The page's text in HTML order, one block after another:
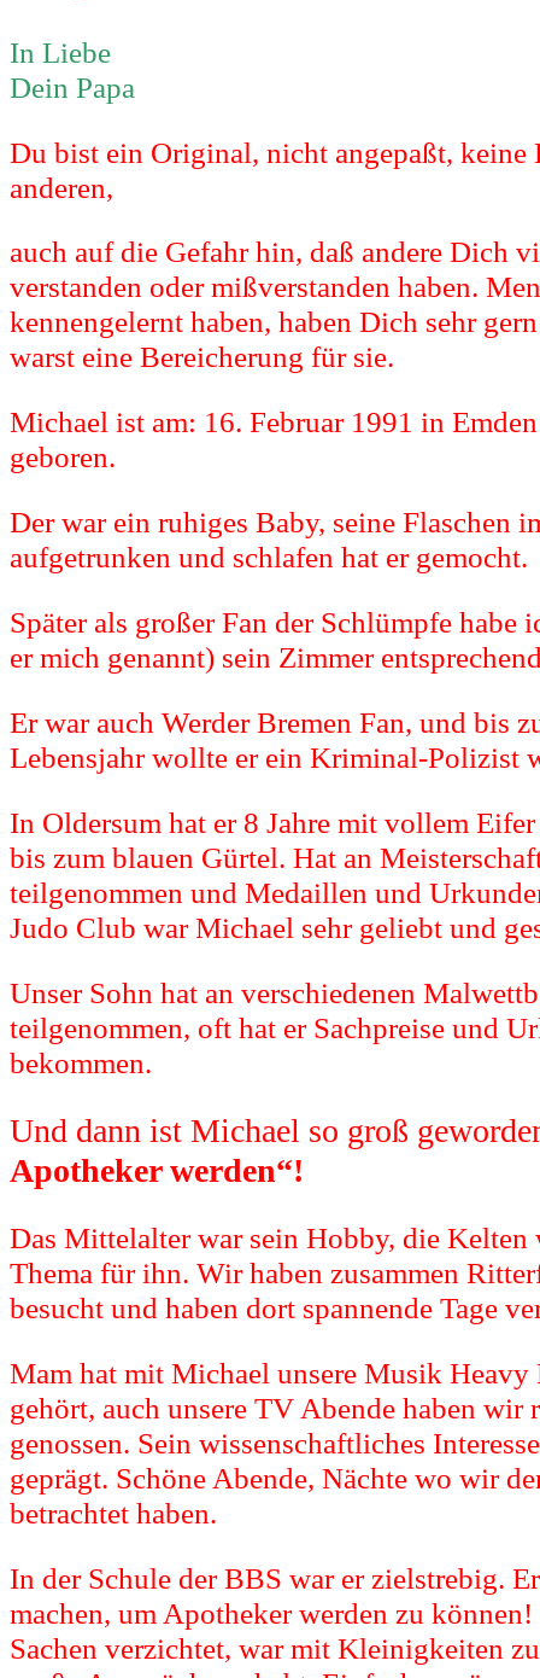
In Liebe
Dein Papa
Du bist ein Original, nicht angepaßt, keine
anderen,
auch auf die Gefahr hin, daß andere Dich
verstanden oder mißverstanden haben.
kennengelernt haben, haben Dich sehr
warst eine Bereicherung für sie.
Michael ist am: 16. Februar 1991 in
geboren.
Der war ein ruhiges Baby, seine Flaschen
aufgetrunken und schlafen hat er gemocht.
Später als großer Fan der Schlümpfe habe
er mich genannt) sein Zimmer
Er war auch Werder Bremen Fan, und bis
Lebensjahr wollte er ein Kriminal-Polizist
In Oldersum hat er 8 Jahre mit vollem
bis zum blauen Gürtel. Hat an
teilgenommen und Medaillen und
Judo Club war Michael sehr geliebt und
Unser Sohn hat an verschiedenen
teilgenommen, oft hat er Sachpreise und
bekommen.
Und dann ist Michael so groß
Apotheker werden“!
Das Mittelalter war sein Hobby, die Kelten
Thema für ihn. Wir haben zusammen
besucht und haben dort spannende Tage
Mam hat mit Michael unsere Musik Heavy
gehört, auch unsere TV Abende haben wir
genossen. Sein wissenschaftliches
geprägt. Schöne Abende, Nächte wo wir
betrachtet haben.
In der Schule der BBS war er zielstrebig.
machen, um Apotheker werden zu
Sachen verzichtet, war mit Kleinigkeiten